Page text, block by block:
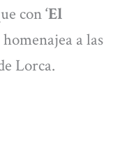
con‘El
homenajea a las
Lorca.